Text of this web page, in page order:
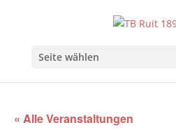
Seite wählen
« Alle Veranstaltungen